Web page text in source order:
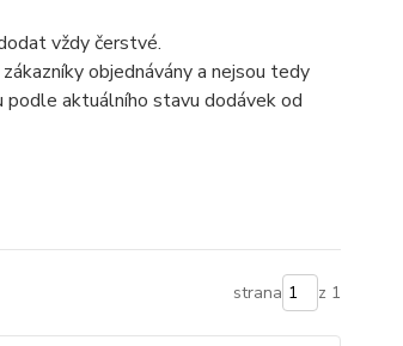
vždy čerstvé.
objednávány a nejsou tedy
aktuálního stavu dodávek od
strana z 1